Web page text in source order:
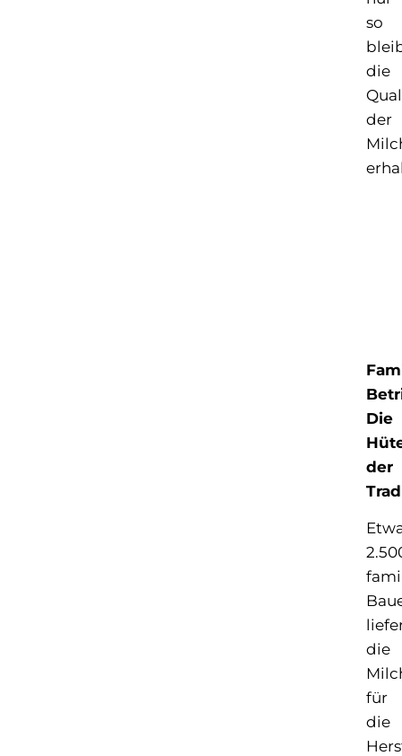
so
die
der
Die
der
die
für
die